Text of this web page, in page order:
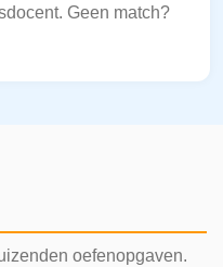
Geen match?
oefenopgaven.